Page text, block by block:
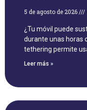
5 de agosto de 2026
¿Tu móvil puede
durante unas horas
tethering permite
Leer más »